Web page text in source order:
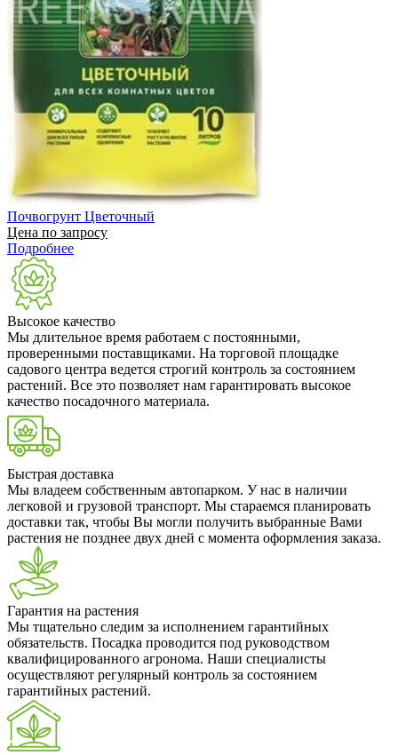
Почвогрунт Цветочный
Цена по запросу
Подробнее
Высокое качество
Мы длительное время работаем с постоянными,
проверенными поставщиками. На торговой площадке
садового центра ведется строгий контроль за состоянием
растений. Все это позволяет нам гарантировать высокое
качество посадочного материала.
Быстрая доставка
Мы владеем собственным автопарком. У нас в наличии
легковой и грузовой транспорт. Мы стараемся планировать
доставки так, чтобы Вы могли получить выбранные Вами
растения не позднее двух дней с момента оформления заказа.
Гарантия на растения
Мы тщательно следим за исполнением гарантийных
обязательств. Посадка проводится под руководством
квалифицированного агронома. Наши специалисты
осуществляют регулярный контроль за состоянием
гарантийных растений.